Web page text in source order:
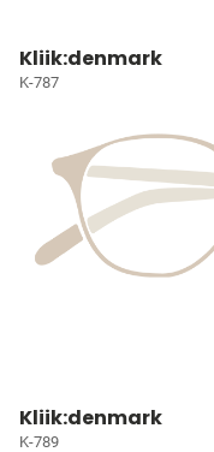
Kliik:denmark
K-787
Kliik:denmark
K-789